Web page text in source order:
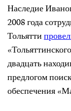
Наследие
2008 года
Тольятти
двадцать
предлогом
обеспечения